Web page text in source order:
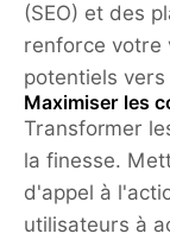
(SEO) et des
renforce votre
potentiels
Maximiser les
Transformer
la finesse.
d'appel à
utilisateurs à